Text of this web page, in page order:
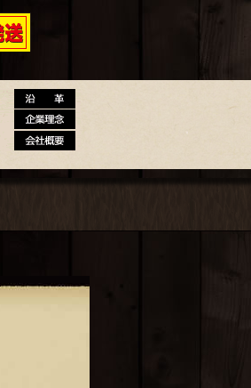
沿革